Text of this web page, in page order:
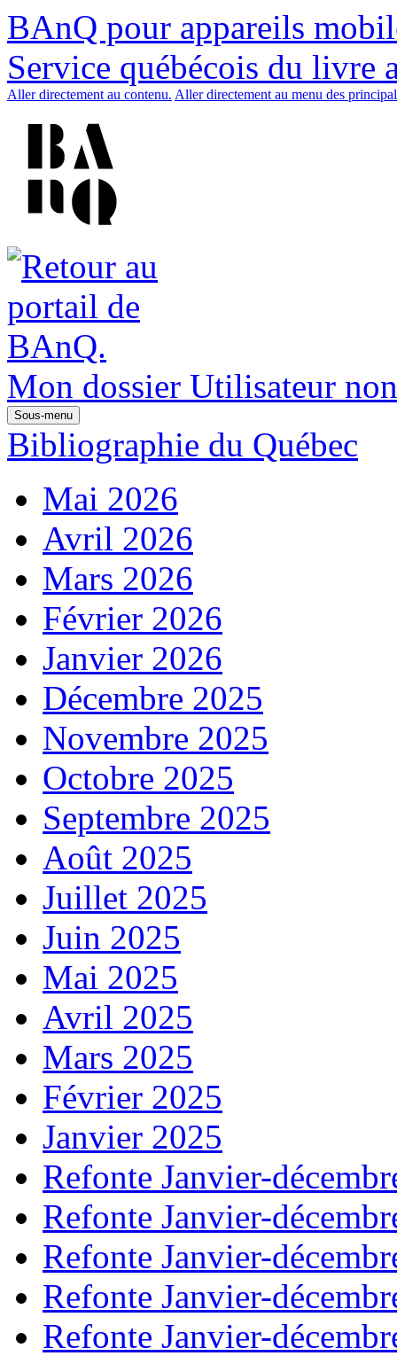
BAnQ pour appareils
Service québécois du livre
Aller directement au contenu. Aller directement au menu des
Mon dossier Utilisateur
Sous-menu
Bibliographie du Québec
Mai 2026
Avril 2026
Mars 2026
Février 2026
Janvier 2026
Décembre 2025
Novembre 2025
Octobre 2025
Septembre 2025
Août 2025
Juillet 2025
Juin 2025
Mai 2025
Avril 2025
Mars 2025
Février 2025
Janvier 2025
Refonte Janvier-
Refonte Janvier-
Refonte Janvier-
Refonte Janvier-
Refonte Janvier-